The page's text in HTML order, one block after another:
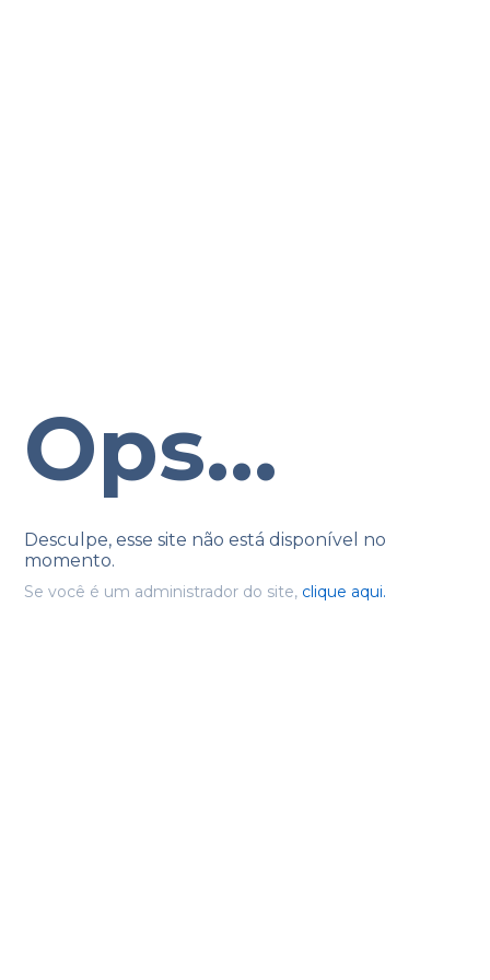
Ops...
Desculpe, esse site não está disponível no
momento.
Se você é um administrador do site, clique aqui.